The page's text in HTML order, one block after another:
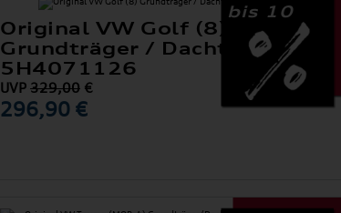
bis 10
Original VW Golf (8)
Grundträger / Dachträger
5H4071126
UVP329,00 €
296,90 €